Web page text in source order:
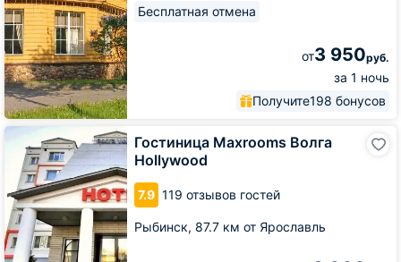
Бесплатная отмена
от3 950руб.
за 1 ночь
Получите198 бонусов
Гостиница Maxrooms Волга
Hollywood
7.9 119 отзывов гостей
Рыбинск, 87.7 км от Ярославль
Гостиница
Maxrooms
Волга
Hollywood